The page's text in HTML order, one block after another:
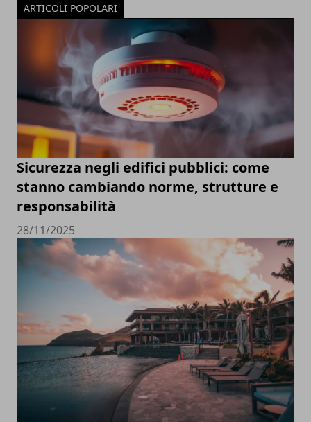
ARTICOLI POPOLARI
Sicurezza negli edifici pubblici: come
stanno cambiando norme, strutture e
responsabilità
28/11/2025